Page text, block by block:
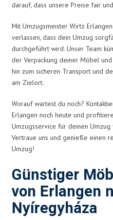
darauf, dass unsere Preise fair
Mit Umzugsmeister Wirtz
verlassen, dass dein Umzug
durchgeführt wird. Unser Team
der Verpackung deiner Möbel
hin zum sicheren Transport und
am Zielort.
Worauf wartest du noch?
Erlangen noch heute und
Umzugsservice für deinen
Vertraue uns und genieße einen
Umzug!
Günstiger
von Erlangen
Nyíregyháza